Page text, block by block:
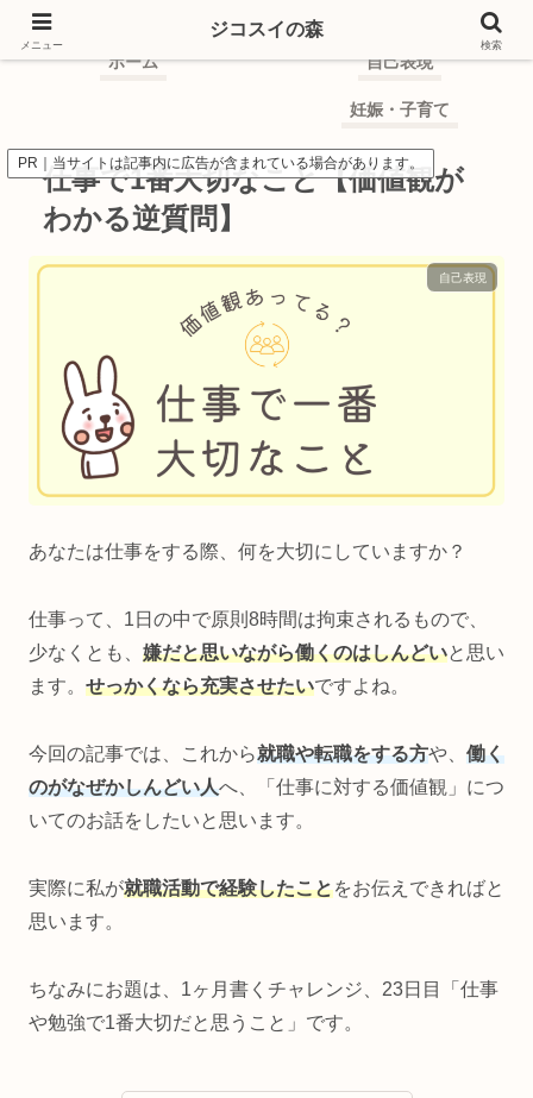
ジコスイの森
ホーム 自己表現
妊娠・子育て
PR｜当サイトは記事内に広告が含まれている場合があります。
仕事で1番大切なこと【価値観が
わかる逆質問】
自己表現
あなたは仕事をする際、何を大切にしていますか？
仕事って、1日の中で原則8時間は拘束されるもので、
少なくとも、 嫌だと思いながら働くのはしんどいと思い
ます。 せっかくなら充実させたいですよね。
今回の記事では、これから就職や転職をする方や、 働く
のがなぜかしんどい人へ、「仕事に対する価値観」につ
いてのお話をしたいと思います。
実際に私が就職活動で経験したことをお伝えできればと
思います。
ちなみにお題は、1ヶ月書くチャレンジ、23日目「仕事
や勉強で1番大切だと思うこと」です。
メニュー
ジコスイの森
検索